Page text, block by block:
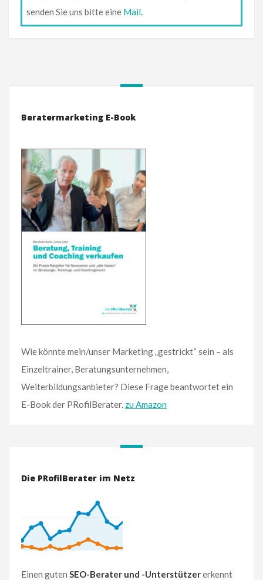
senden Sie uns bitte eine Mail
Beratermarketing E-Book
Wie könnte mein/unser Marketing „gestrickt“ sein – als
Einzeltrainer, Beratungsunternehmen,
Weiterbildungsanbieter? Diese Frage beantwortet ein
E-Book der PRofilBerater. zu Amazon
Die PRofilBerater im Netz
Einen guten SEO-Berater und -Unterstützererkennt